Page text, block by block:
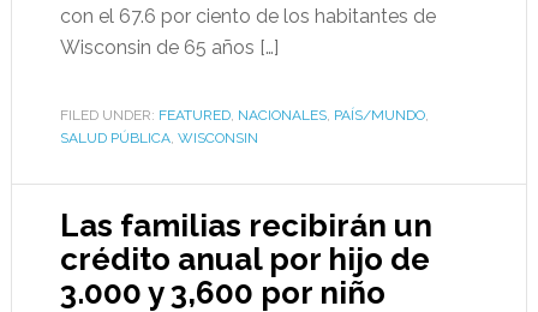
con el 67.6 por ciento de los habitantes de
Wisconsin de 65 años […]
FILED UNDER: FEATURED, NACIONALES, PAÍS/MUNDO,
SALUD PÚBLICA, WISCONSIN
Las familias recibirán un
crédito anual por hijo de
3.000 y 3,600 por niño